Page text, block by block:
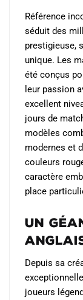
page
produit
Référence
séduit des
prestigieuse,
unique. Les
été conçus
leur passion
excellent
jours de
modèles
modernes et
couleurs
caractère
place
Un
Depuis sa
joueurs